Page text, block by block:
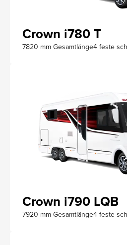
Crown i780 T
7820 mm Gesamtlänge4 feste
Crown i790 LQB
7920 mm Gesamtlänge4 feste